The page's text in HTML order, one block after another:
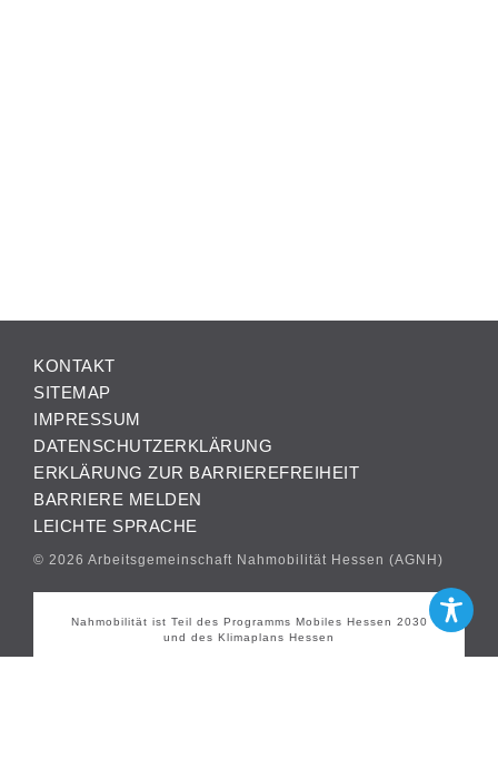
KONTAKT
SITEMAP
IMPRESSUM
DATENSCHUTZERKLÄRUNG
ERKLÄRUNG ZUR BARRIEREFREIHEIT
BARRIERE MELDEN
LEICHTE SPRACHE
© 2026 Arbeitsgemeinschaft Nahmobilität Hessen (AGNH)
Nahmobilität ist Teil des Programms Mobiles Hessen 2030
und des Klimaplans Hessen